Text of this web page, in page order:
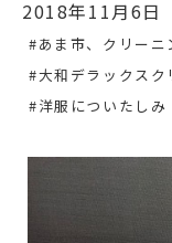
2018年11月6日
#あま市、クリーニ
#大和デラックスク
#洋服についたしみ